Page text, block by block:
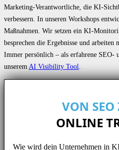
Marketing-Verantwortliche, die KI-
verbessern. In unseren Workshops
Maßnahmen. Wir setzen ein KI-
besprechen die Ergebnisse und
Immer persönlich – als erfahrene SEO-
unserem AI Visibility Tool
VON SEO
ONLINE
Wie wird dein Unternehmen in